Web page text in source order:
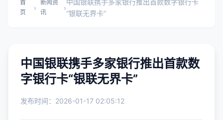
首
页
›
新闻资
讯
›
中国银联携手多家银行推出首款数字银行卡
“银联无界卡”
中国银联携手多家银行推出首款数
字银行卡“银联无界卡”
发布时间：2026-01-17 02:05:12